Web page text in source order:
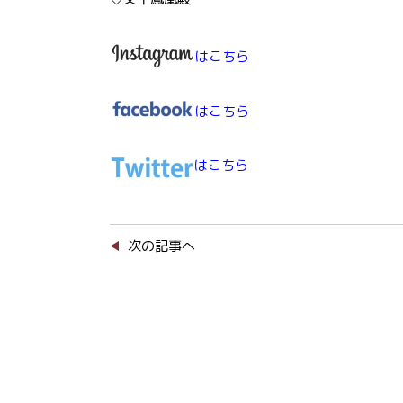
はこちら
はこちら
はこちら
次の記事へ